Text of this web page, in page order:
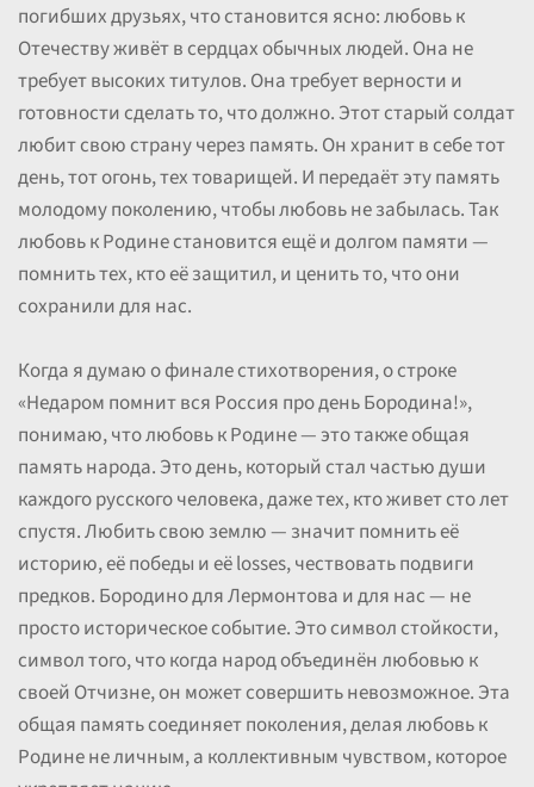
погибших друзьях, что становится ясно: любовь к
Отечеству живёт в сердцах обычных людей. Она не
требует высоких титулов. Она требует верности и
готовности сделать то, что должно. Этот старый солдат
любит свою страну через память. Он хранит в себе тот
день, тот огонь, тех товарищей. И передаёт эту память
молодому поколению, чтобы любовь не забылась. Так
любовь к Родине становится ещё и долгом памяти —
помнить тех, кто её защитил, и ценить то, что они
сохранили для нас.
Когда я думаю о финале стихотворения, о строке
«Недаром помнит вся Россия про день Бородина!»,
понимаю, что любовь к Родине — это также общая
память народа. Это день, который стал частью души
каждого русского человека, даже тех, кто живет сто лет
спустя. Любить свою землю — значит помнить её
историю, её победы и её losses, чествовать подвиги
предков. Бородино для Лермонтова и для нас — не
просто историческое событие. Это символ стойкости,
символ того, что когда народ объединён любовью к
своей Отчизне, он может совершить невозможное. Эта
общая память соединяет поколения, делая любовь к
Родине не личным, а коллективным чувством, которое